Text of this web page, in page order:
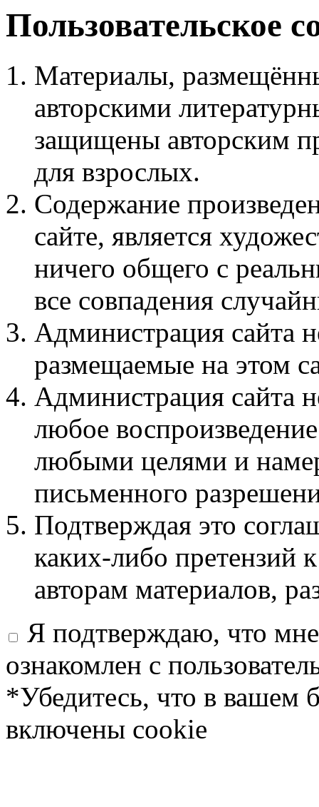
Пользовательское
Материалы,
авторскими
защищены авторским
для взрослых.
Содержание
сайте, является
ничего общего с
все совпадения
Администрация сайта
размещаемые на этом
Администрация сайта
любое
любыми целями и
письменного
Подтверждая это
каких-либо претензий
авторам материалов,
Я подтверждаю, что
ознакомлен с
*Убедитесь, что в вашем
включены cookie